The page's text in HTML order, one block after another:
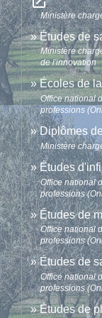
Ministère
Études de
Ministère
de l'innovation
Écoles de
Office national
professions
Diplômes
Ministère
Études
Office national
professions
Études de
Office national
professions
Études de
Office national
professions
Études de